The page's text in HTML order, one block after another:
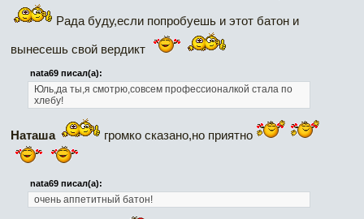
Рада буду,если попробуешь и этот батон и
вынесешь свой вердикт
nata69 писал(а):
Юль,да ты,я смотрю,совсем профессионалкой стала по
хлебу!
Наташа громко сказано,но приятно
nata69 писал(а):
очень аппетитный батон!